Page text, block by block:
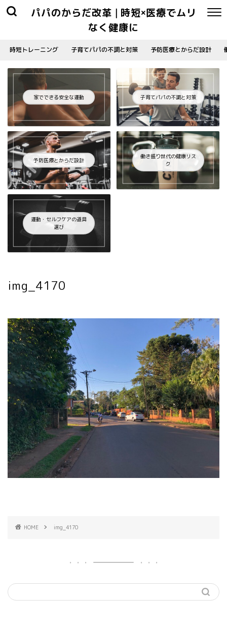
パパのからだ改革 | 時短×医療でムリ
なく健康に
時短トレーニング 子育てパパの不調と対策 予防医療とからだ設計
家でできる安全な運動 子育てパパの不調と対策
予防医療とからだ設計
働き盛り世代の健康リス
ク
運動・セルフケアの道具
選び
img_4170
HOME img_4170